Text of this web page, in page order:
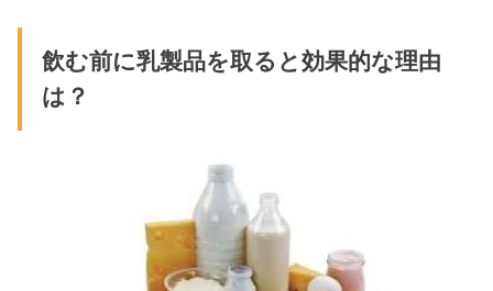
飲む前に乳製品を取ると効果的な理由
は？